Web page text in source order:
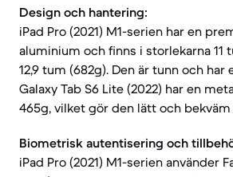
Design och hantering:
iPad Pro (2021) M1-serien har en
aluminium och finns i storlekarna 11
12,9 tum (682g). Den är tunn och
Galaxy Tab S6 Lite (2022) har en
465g, vilket gör den lätt och bekväm
Biometrisk autentisering och
iPad Pro (2021) M1-serien använder